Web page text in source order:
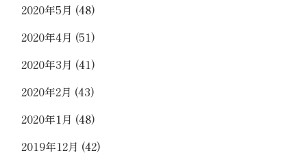
2020年5月 (48)
2020年4月 (51)
2020年3月 (41)
2020年2月 (43)
2020年1月 (48)
2019年12月 (42)